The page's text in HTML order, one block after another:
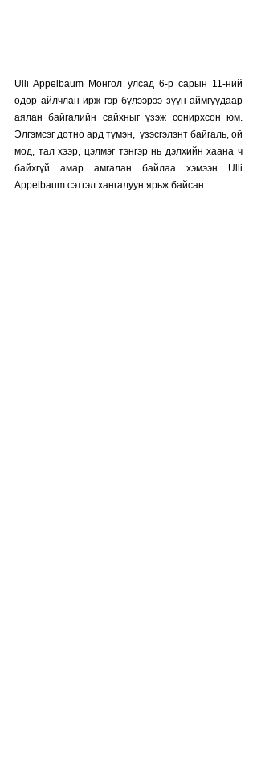
Ulli Appelbaum Монгол улсад 6-р сарын 11-ний
өдөр айлчлан ирж гэр бүлээрээ зүүн аймгуудаар
аялан байгалийн сайхныг үзэж сонирхсон юм.
Элгэмсэг дотно ард түмэн,  үзэсгэлэнт байгаль, ой
мод, тал хээр, цэлмэг тэнгэр нь дэлхийн хаана ч
байхгүй амар амгалан байлаа хэмээн Ulli
Appelbaum сэтгэл хангалуун ярьж байсан.